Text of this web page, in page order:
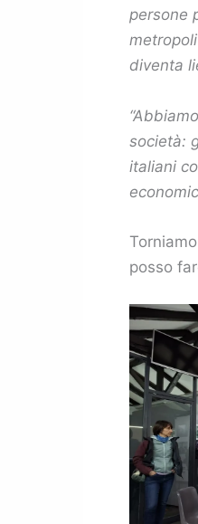
persone
diventa
società:
italiani
posso